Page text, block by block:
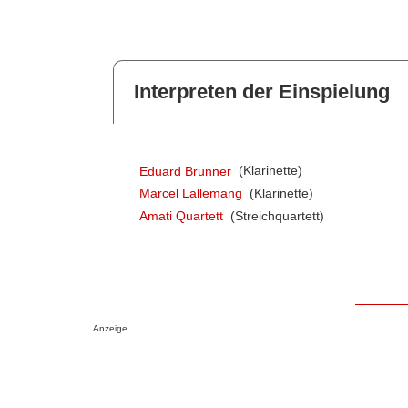
Interpreten der Einspielung
Eduard Brunner (Klarinette)
Marcel Lallemang
(Klarinette)
Amati Quartett (Streichquartett)
Anzeige